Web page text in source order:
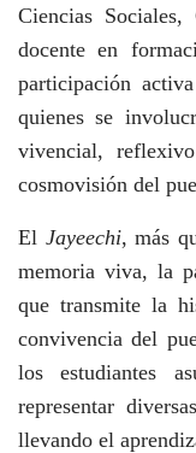
Ciencias
docente en
participación
quienes se
vivencial,
cosmovisión del
El Jayeechi, más
memoria viva, la
que transmite la
convivencia del
los estudiantes
representar
llevando el